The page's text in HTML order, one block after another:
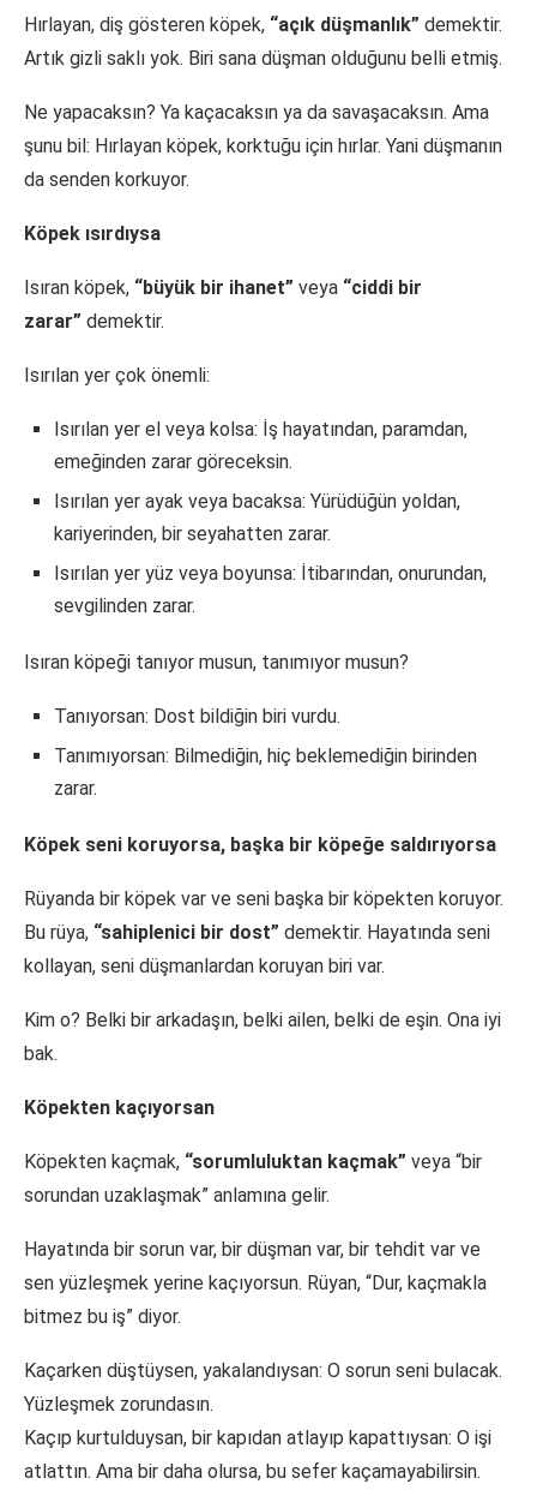
Hırlayan, diş gösteren köpek, “açık düşmanlık” demektir.
Artık gizli saklı yok. Biri sana düşman olduğunu belli etmiş.
Ne yapacaksın? Ya kaçacaksın ya da savaşacaksın. Ama
şunu bil: Hırlayan köpek, korktuğu için hırlar. Yani düşmanın
da senden korkuyor.
Köpek ısırdıysa
Isıran köpek, “büyük bir ihanet” veya “ciddi bir
zarar” demektir.
Isırılan yer çok önemli:
Isırılan yer el veya kolsa: İş hayatından, paramdan,
emeğinden zarar göreceksin.
Isırılan yer ayak veya bacaksa: Yürüdüğün yoldan,
kariyerinden, bir seyahatten zarar.
Isırılan yer yüz veya boyunsa: İtibarından, onurundan,
sevgilinden zarar.
Isıran köpeği tanıyor musun, tanımıyor musun?
Tanıyorsan: Dost bildiğin biri vurdu.
Tanımıyorsan: Bilmediğin, hiç beklemediğin birinden
zarar.
Köpek seni koruyorsa, başka bir köpeğe saldırıyorsa
Rüyanda bir köpek var ve seni başka bir köpekten koruyor.
Bu rüya, “sahiplenici bir dost” demektir. Hayatında seni
kollayan, seni düşmanlardan koruyan biri var.
Kim o? Belki bir arkadaşın, belki ailen, belki de eşin. Ona iyi
bak.
Köpekten kaçıyorsan
Köpekten kaçmak, “sorumluluktan kaçmak” veya “bir
sorundan uzaklaşmak” anlamına gelir.
Hayatında bir sorun var, bir düşman var, bir tehdit var ve
sen yüzleşmek yerine kaçıyorsun. Rüyan, “Dur, kaçmakla
bitmez bu iş” diyor.
Kaçarken düştüysen, yakalandıysan: O sorun seni bulacak.
Yüzleşmek zorundasın.
Kaçıp kurtulduysan, bir kapıdan atlayıp kapattıysan: O işi
atlattın. Ama bir daha olursa, bu sefer kaçamayabilirsin.